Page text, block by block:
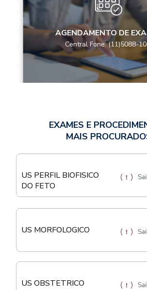
AGENDAMENTO DE
Central Fone: (11)5088-
EXAMES E
MAIS
US PERFIL BIOFISICO
DO FETO
US MORFOLOGICO
US OBSTETRICO